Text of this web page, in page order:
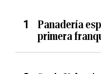
Panadería
primera